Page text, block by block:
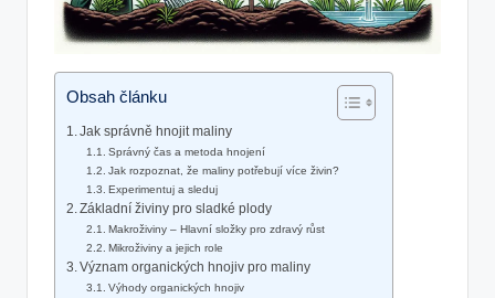
Obsah článku
Jak správně hnojit maliny
Správný čas a metoda hnojení
Jak rozpoznat, že maliny potřebují více živin?
Experimentuj a sleduj
Základní živiny pro sladké plody
Makroživiny – Hlavní složky pro zdravý růst
Mikroživiny a jejich role
Význam organických hnojiv pro maliny
Výhody organických hnojiv